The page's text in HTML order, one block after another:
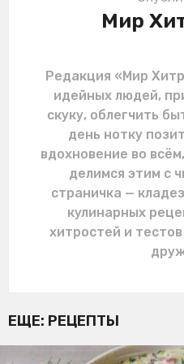
Мир
Редакция «Мир
идейных людей,
скуку, облегчить
день нотку
вдохновение во
делимся этим с
страничка —
кулинарных
хитростей и
ЕЩЕ: РЕЦЕПТЫ